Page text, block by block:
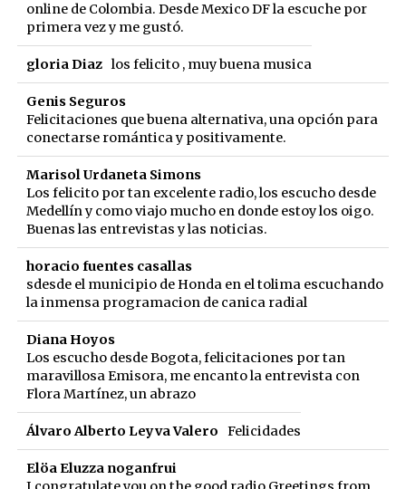
online de Colombia. Desde Mexico DF la escuche por
primera vez y me gustó.
gloria Diaz los felicito , muy buena musica
Genis Seguros
Felicitaciones que buena alternativa, una opción para
conectarse romántica y positivamente.
Marisol Urdaneta Simons
Los felicito por tan excelente radio, los escucho desde
Medellín y como viajo mucho en donde estoy los oigo.
Buenas las entrevistas y las noticias.
horacio fuentes casallas
sdesde el municipio de Honda en el tolima escuchando
la inmensa programacion de canica radial
Diana Hoyos
Los escucho desde Bogota, felicitaciones por tan
maravillosa Emisora, me encanto la entrevista con
Flora Martínez, un abrazo
Álvaro Alberto Leyva Valero Felicidades
Elöa Eluzza noganfrui